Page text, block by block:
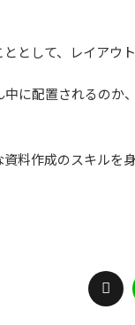
として、レイアウ
に配置されるのか
料作成のスキルを